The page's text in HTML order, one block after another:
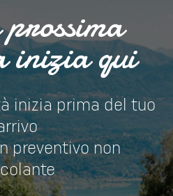
inizia qui
inizia prima del tuo
preventivo non